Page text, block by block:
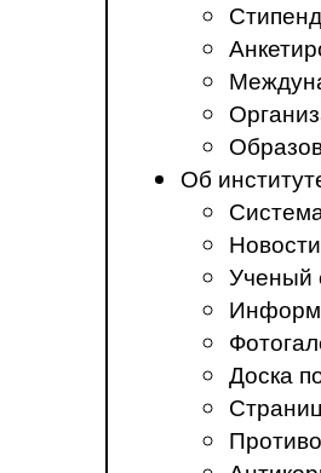
Об
Ученый
Доска